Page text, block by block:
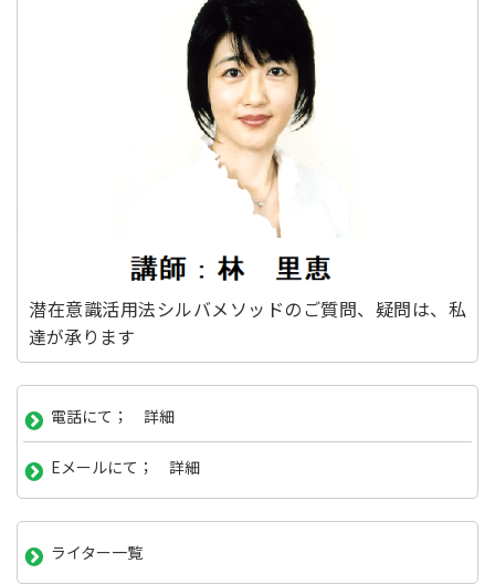
潜在意識活用法シルバメソッドのご質問、疑問は、私
達が承ります
電話にて； 詳細
Eメールにて； 詳細
ライター一覧